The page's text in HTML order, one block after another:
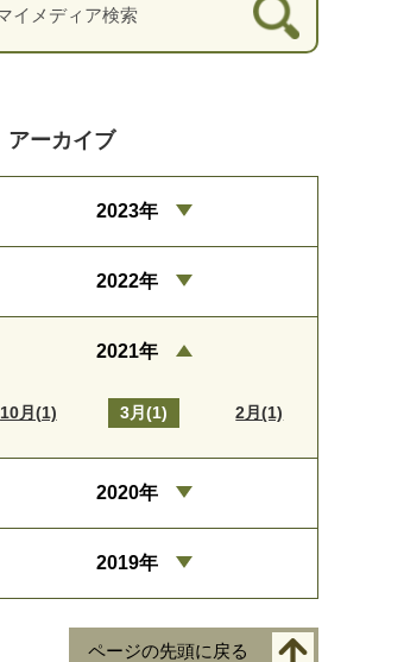
アーカイブ
2023年
2022年
2021年
10月(1) 3月(1) 2月(1)
2020年
2019年
ページの先頭に戻る